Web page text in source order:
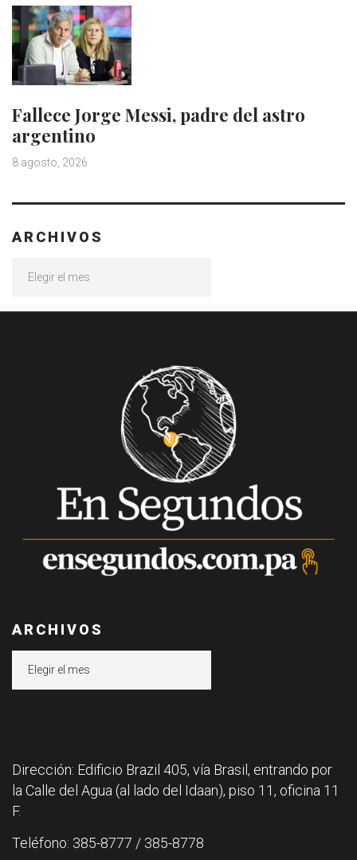
Fallece Jorge Messi, padre del astro
argentino
8 agosto, 2026
ARCHIVOS
ARCHIVOS
Dirección: Edificio Brazil 405, vía Brasil, entrando por
la Calle del Agua (al lado del Idaan), piso 11, oficina 11
F.
Teléfono: 385-8777 / 385-8778